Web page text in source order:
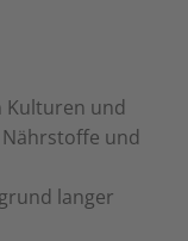
Kulturen und
und
langer